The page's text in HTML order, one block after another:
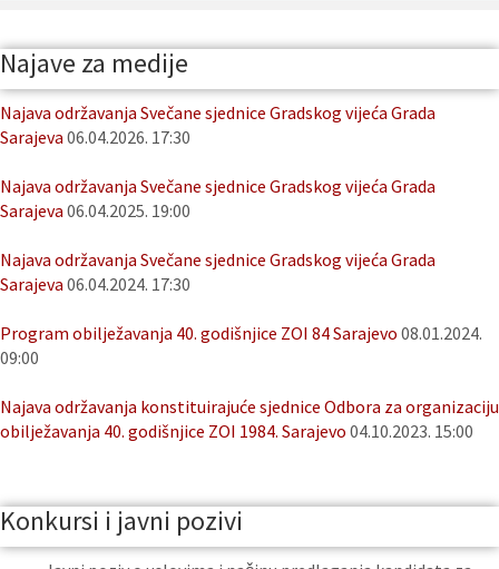
Najave za medije
Najava održavanja Svečane sjednice Gradskog vijeća Grada
Sarajeva 06.04.2026. 17:30
Najava održavanja Svečane sjednice Gradskog vijeća Grada
Sarajeva 06.04.2025. 19:00
Najava održavanja Svečane sjednice Gradskog vijeća Grada
Sarajeva 06.04.2024. 17:30
Program obilježavanja 40. godišnjice ZOI 84 Sarajevo 08.01.2024.
09:00
Najava održavanja konstituirajuće sjednice Odbora za organizaciju
obilježavanja 40. godišnjice ZOI 1984. Sarajevo 04.10.2023. 15:00
Konkursi i javni pozivi